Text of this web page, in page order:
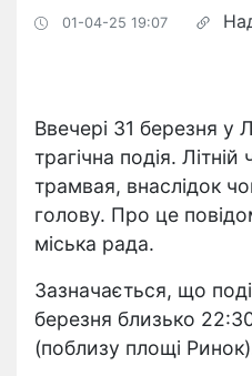
01-04-25 19:07
Ввечері 31 березня у
трагічна подія. Літній
трамвая, внаслідок
голову. Про це
міська рада.
Зазначається, що
березня близько
(поблизу площі